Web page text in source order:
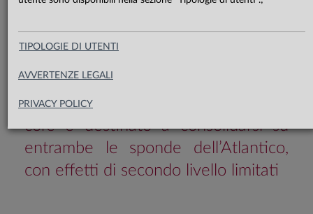
TIPOLOGIE DI UTENTI
AVVERTENZE LEGALI
PRIVACY POLICY
l’attività economica in Area Euro.
materie prime energetiche, il
processo di disinflazione a livello
core è destinato a consolidarsi su
entrambe le sponde dell’Atlantico,
con effetti di secondo livello limitati